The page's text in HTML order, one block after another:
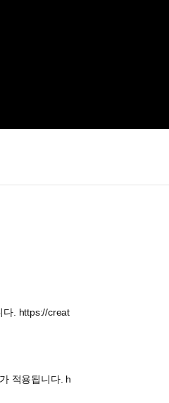
다. https://creat
적용됩니다. h